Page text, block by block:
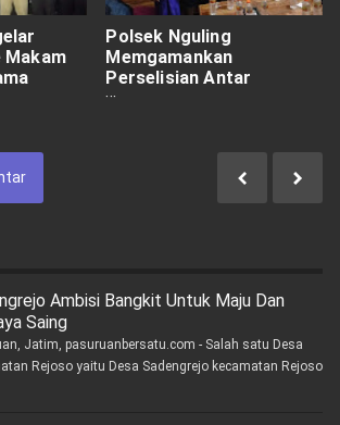
Makam
Polsek Nguling
Memgamankan
Perselisian Antar
Saudara.
Ambisi Bangkit Untuk Maju Dan
Saing
Jatim, pasuruanbersatu.com - Salah satu Desa
Rejoso yaitu Desa Sadengrejo kecamatan Rejoso